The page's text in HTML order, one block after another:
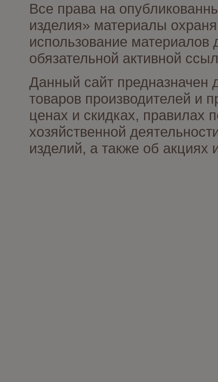
Все права на
изделия» материалы
использование материалов
обязательной активной
Данный сайт предназначен
товаров производителей и
ценах и скидках, правилах
хозяйственной
изделий, а также об